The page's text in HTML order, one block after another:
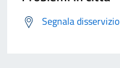
Segnala disservizio